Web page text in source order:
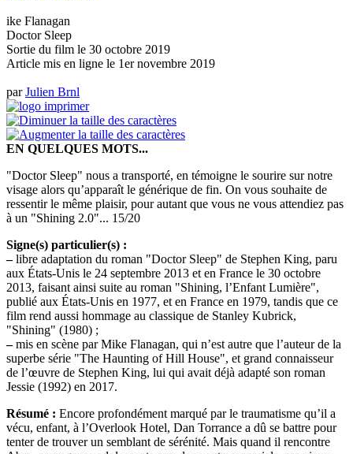
ike Flanagan
Doctor Sleep
Sortie du film le 30 octobre 2019
Article mis en ligne le 1er novembre 2019
parJulien Brnl
EN QUELQUES MOTS...
"Doctor Sleep" nous a transporté, en témoigne le sourire sur notre
visage alors qu’apparaît le générique de fin. On vous souhaite de
ressentir le même plaisir, pour autant que vous ne vous attendiez pas
à un "Shining 2.0"... 15/20
Signe(s) particulier(s) :
–libre adaptation du roman "Doctor Sleep" de Stephen King, paru
aux États-Unis le 24 septembre 2013 et en France le 30 octobre
2013, faisant ainsi suite au roman "Shining, l’Enfant Lumière",
publié aux États-Unis en 1977, et en France en 1979, tandis que ce
film rend aussi hommage au classique de Stanley Kubrick,
"Shining" (1980) ;
–mis en scène par Mike Flanagan, qui n’est autre que l’auteur de la
superbe série "The Haunting of Hill House", et grand connaisseur
de l’œuvre de Stephen King, lui qui avait déjà adapté son roman
Jessie (1992) en 2017.
Résumé : Encore profondément marqué par le traumatisme qu’il a
vécu, enfant, à l’Overlook Hotel, Dan Torrance a dû se battre pour
tenter de trouver un semblant de sérénité. Mais quand il rencontre